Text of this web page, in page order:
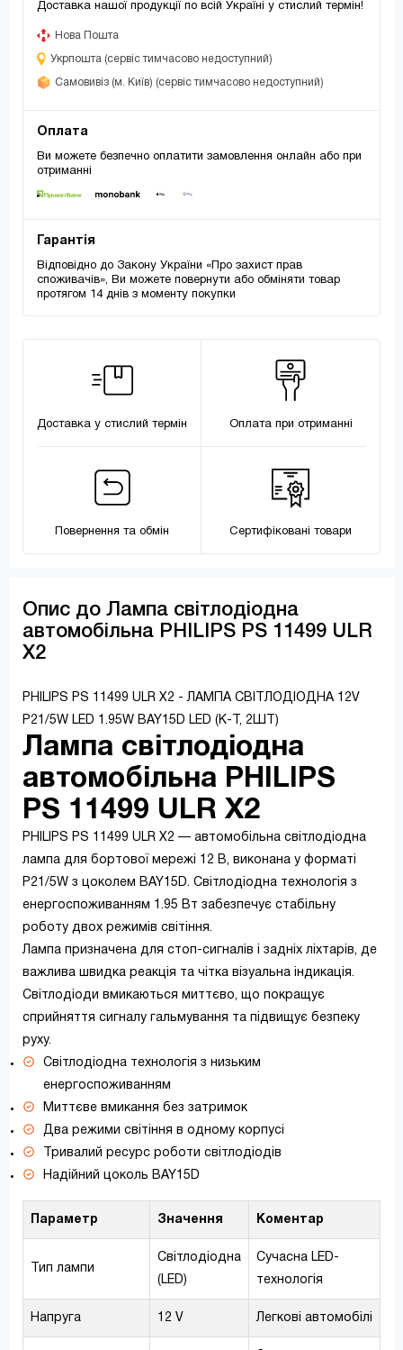
Доставка нашої продукції по всій Україні у стислий термін!
Нова Пошта
Укрпошта (сервіс тимчасово недоступний)
Самовивіз (м. Київ) (сервіс тимчасово недоступний)
Оплата
Ви можете безпечно оплатити замовлення онлайн або при
отриманні
Гарантія
Відповідно до Закону України «Про захист прав
споживачів», Ви можете повернути або обміняти товар
протягом 14 днів з моменту покупки
Доставка у стислий термін Оплата при отриманні
Повернення та обмін Сертифіковані товари
Опис до Лампа світлодіодна
автомобільна PHILIPS PS 11499 ULR
X2
PHILIPS PS 11499 ULR X2 - ЛАМПА СВІТЛОДІОДНА 12V
P21/5W LED 1.95W BAY15D LED (К-Т, 2ШТ)
Лампа світлодіодна
автомобільна PHILIPS
PS 11499 ULR X2
PHILIPS PS 11499 ULR X2 — автомобільна світлодіодна
лампа для бортової мережі 12 В, виконана у форматі
P21/5W з цоколем BAY15D. Світлодіодна технологія з
енергоспоживанням 1.95 Вт забезпечує стабільну
роботу двох режимів світіння.
Лампа призначена для стоп-сигналів і задніх ліхтарів, де
важлива швидка реакція та чітка візуальна індикація.
Світлодіоди вмикаються миттєво, що покращує
сприйняття сигналу гальмування та підвищує безпеку
руху.
Світлодіодна технологія з низьким
енергоспоживанням
Миттєве вмикання без затримок
Два режими світіння в одному корпусі
Тривалий ресурс роботи світлодіодів
Надійний цоколь BAY15D
Параметр Значення Коментар
Тип лампи
Світлодіодна
(LED)
Сучасна LED-
технологія
Напруга 12 V Легкові автомобілі